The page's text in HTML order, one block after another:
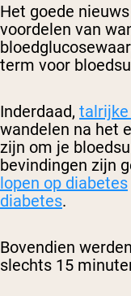
Het goede
voordelen van
term voor
Inderdaad,
wandelen na het
zijn om je
bevindingen zijn
lopen op diabetes
diabetes.
Bovendien
slechts 15